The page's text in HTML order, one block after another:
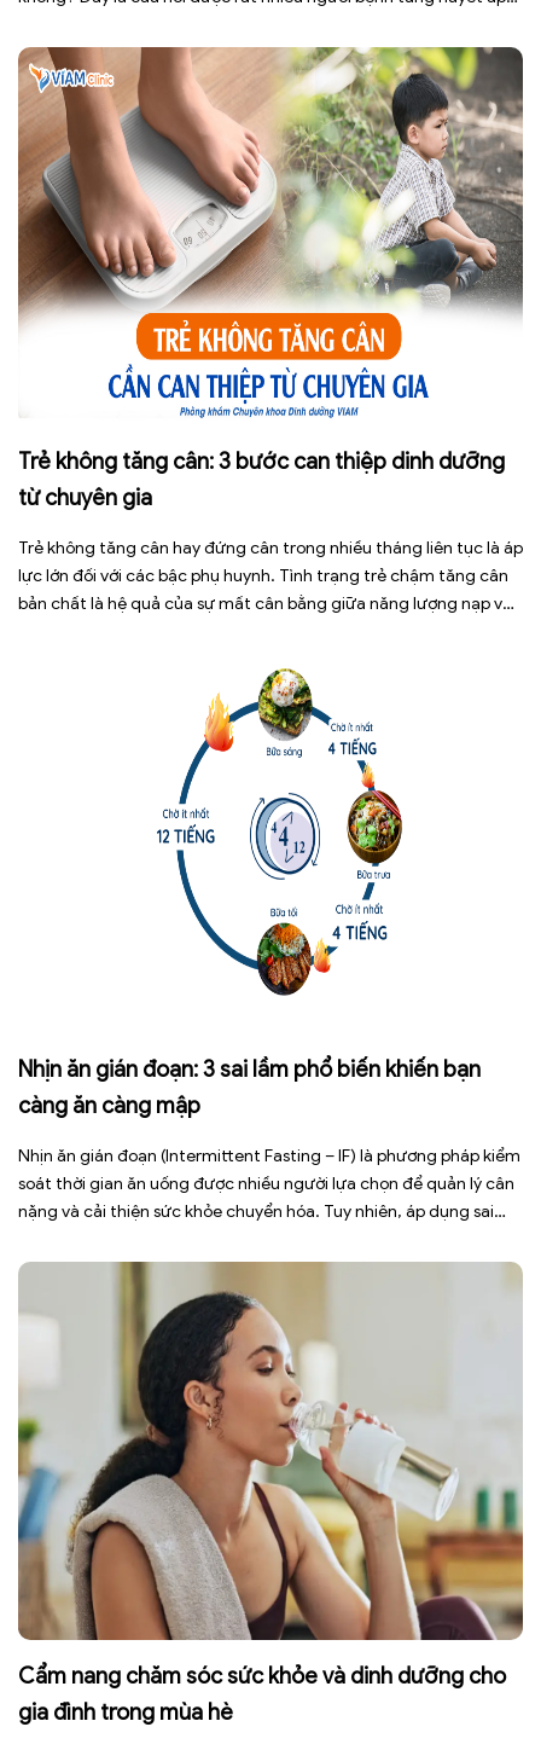
[…]
Trẻ không tăng cân: 3 bước can thiệp dinh dưỡng
từ chuyên gia
Trẻ không tăng cân hay đứng cân trong nhiều tháng liên tục là áp
lực lớn đối với các bậc phụ huynh. Tình trạng trẻ chậm tăng cân
bản chất là hệ quả của sự mất cân bằng giữa năng lượng nạp vào
Nhịn ăn gián đoạn: 3 sai lầm phổ biến khiến bạn
càng ăn càng mập
Nhịn ăn gián đoạn (Intermittent Fasting – IF) là phương pháp kiểm
soát thời gian ăn uống được nhiều người lựa chọn để quản lý cân
nặng và cải thiện sức khỏe chuyển hóa. Tuy nhiên, áp dụng sai
sức, mất cơ […]
Cẩm nang chăm sóc sức khỏe và dinh dưỡng cho
gia đình trong mùa hè